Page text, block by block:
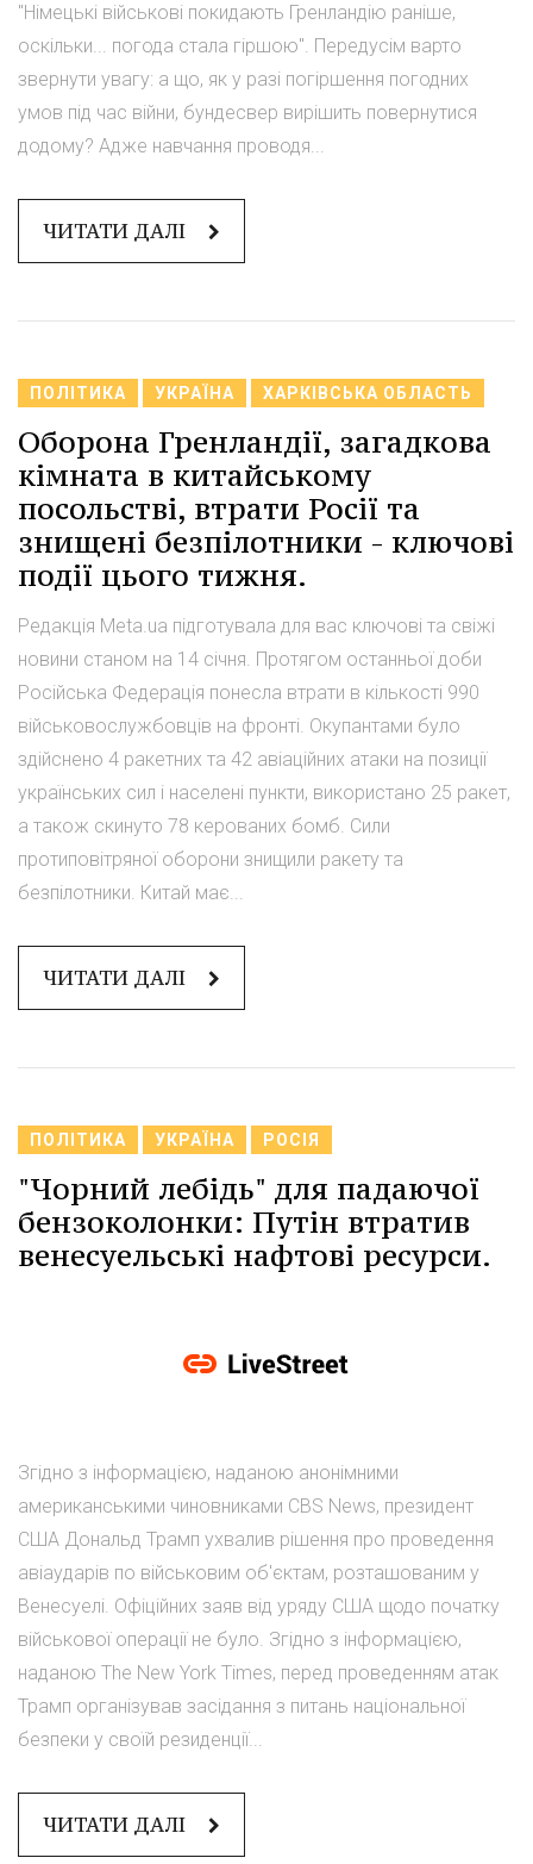
"Німецькі військові покидають Гренландію раніше,
оскільки... погода стала гіршою". Передусім варто
звернути увагу: а що, як у разі погіршення погодних
умов під час війни, бундесвер вирішить повернутися
додому? Адже навчання проводя...
ЧИТАТИ ДАЛІ
ПОЛІТИКА УКРАЇНА ХАРКІВСЬКА ОБЛАСТЬ
Оборона Гренландії, загадкова
кімната в китайському
посольстві, втрати Росії та
знищені безпілотники - ключові
події цього тижня.
Редакція Meta.ua підготувала для вас ключові та свіжі
новини станом на 14 січня. Протягом останньої доби
Російська Федерація понесла втрати в кількості 990
військовослужбовців на фронті. Окупантами було
здійснено 4 ракетних та 42 авіаційних атаки на позиції
українських сил і населені пункти, використано 25 ракет,
а також скинуто 78 керованих бомб. Сили
протиповітряної оборони знищили ракету та
безпілотники. Китай має...
ЧИТАТИ ДАЛІ
ПОЛІТИКА УКРАЇНА РОСІЯ
"Чорний лебідь" для падаючої
бензоколонки: Путін втратив
венесуельські нафтові ресурси.
Згідно з інформацією, наданою анонімними
американськими чиновниками CBS News, президент
США Дональд Трамп ухвалив рішення про проведення
авіаударів по військовим об'єктам, розташованим у
Венесуелі. Офіційних заяв від уряду США щодо початку
військової операції не було. Згідно з інформацією,
наданою The New York Times, перед проведенням атак
Трамп організував засідання з питань національної
безпеки у своїй резиденції...
ЧИТАТИ ДАЛІ